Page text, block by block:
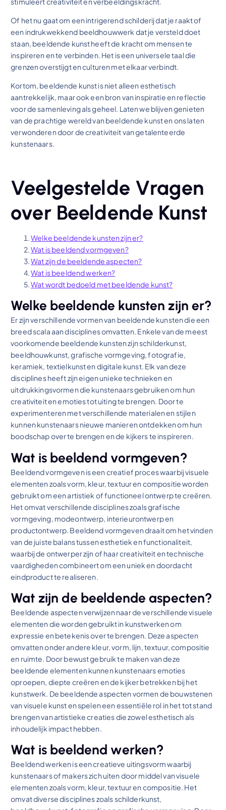
Of het nu gaat om een intrigerend schilderij dat je raakt of
een indrukwekkend beeldhouwwerk dat je versteld doet
staan, beeldende kunst heeft de kracht om mensen te
inspireren en te verbinden. Het is een universele taal die
grenzen overstijgt en culturen met elkaar verbindt.
Kortom, beeldende kunst is niet alleen esthetisch
aantrekkelijk, maar ook een bron van inspiratie en reflectie
voor de samenleving als geheel. Laten we blijven genieten
van de prachtige wereld van beeldende kunst en ons laten
verwonderen door de creativiteit van getalenteerde
kunstenaars.
Veelgestelde Vragen
over Beeldende Kunst
Welke beeldende kunsten zijn er?
Wat is beeldend vormgeven?
Wat zijn de beeldende aspecten?
Wat is beeldend werken?
Wat wordt bedoeld met beeldende kunst?
Welke beeldende kunsten zijn er?
Er zijn verschillende vormen van beeldende kunsten die een
breed scala aan disciplines omvatten. Enkele van de meest
voorkomende beeldende kunsten zijn schilderkunst,
beeldhouwkunst, grafische vormgeving, fotografie,
keramiek, textielkunst en digitale kunst. Elk van deze
disciplines heeft zijn eigen unieke technieken en
uitdrukkingsvormen die kunstenaars gebruiken om hun
creativiteit en emoties tot uiting te brengen. Door te
experimenteren met verschillende materialen en stijlen
kunnen kunstenaars nieuwe manieren ontdekken om hun
boodschap over te brengen en de kijkers te inspireren.
Wat is beeldend vormgeven?
Beeldend vormgeven is een creatief proces waarbij visuele
elementen zoals vorm, kleur, textuur en compositie worden
gebruikt om een artistiek of functioneel ontwerp te creëren.
Het omvat verschillende disciplines zoals grafische
vormgeving, modeontwerp, interieurontwerp en
productontwerp. Beeldend vormgeven draait om het vinden
van de juiste balans tussen esthetiek en functionaliteit,
waarbij de ontwerper zijn of haar creativiteit en technische
vaardigheden combineert om een uniek en doordacht
eindproduct te realiseren.
Wat zijn de beeldende aspecten?
Beeldende aspecten verwijzen naar de verschillende visuele
elementen die worden gebruikt in kunstwerken om
expressie en betekenis over te brengen. Deze aspecten
omvatten onder andere kleur, vorm, lijn, textuur, compositie
en ruimte. Door bewust gebruik te maken van deze
beeldende elementen kunnen kunstenaars emoties
oproepen, diepte creëren en de kijker betrekken bij het
kunstwerk. De beeldende aspecten vormen de bouwstenen
van visuele kunst en spelen een essentiële rol in het tot stand
brengen van artistieke creaties die zowel esthetisch als
inhoudelijk impact hebben.
Wat is beeldend werken?
Beeldend werken is een creatieve uitingsvorm waarbij
kunstenaars of makers zich uiten door middel van visuele
elementen zoals vorm, kleur, textuur en compositie. Het
omvat diverse disciplines zoals schilderkunst,